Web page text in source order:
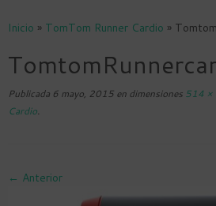
Inicio » TomTom Runner Cardio »
Publicada 6 mayo, 2015 en dimensiones 514 ×
Cardio.
← Anterior